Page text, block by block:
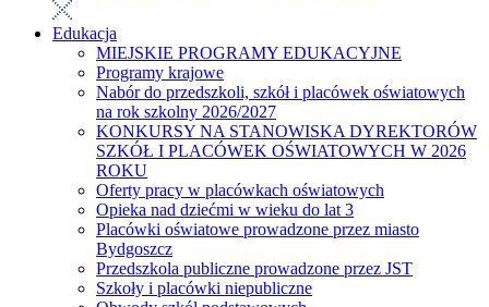
Edukacja
MIEJSKIE PROGRAMY EDUKACYJNE
Programy krajowe
Nabór do przedszkoli, szkół i placówek oświatowych
na rok szkolny 2026/2027
KONKURSY NA STANOWISKA DYREKTORÓW
SZKÓŁ I PLACÓWEK OŚWIATOWYCH W 2026
ROKU
Oferty pracy w placówkach oświatowych
Opieka nad dziećmi w wieku do lat 3
Placówki oświatowe prowadzone przez miasto
Bydgoszcz
Przedszkola publiczne prowadzone przez JST
Szkoły i placówki niepubliczne